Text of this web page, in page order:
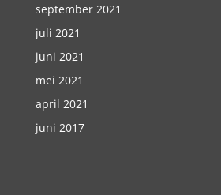
september 2021
juli 2021
juni 2021
mei 2021
april 2021
juni 2017